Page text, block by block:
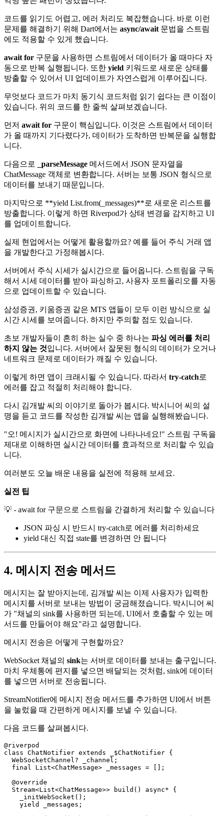
코드를 읽기도 어렵고, 에러 처리도 복잡했습니다. 바로 이런
문제를 해결하기 위해 Dart에서는 async/await 문법을 스트림
에도 적용할 수 있게 했습니다.
await for 구문을 사용하면 스트림에서 데이터가 올 때마다 자
동으로 반복 실행됩니다. 또한 yield 키워드로 새로운 상태를
방출할 수 있어서 UI 업데이트가 자연스럽게 이루어집니다.
무엇보다 코드가 마치 동기식 코드처럼 읽기 쉽다는 큰 이점이
있습니다. 위의 코드를 한 줄씩 살펴보겠습니다.
먼저 await for 구문이 핵심입니다. 이것은 스트림에서 데이터
가 올 때까지 기다렸다가, 데이터가 도착하면 반복문을 실행합
니다.
다음으로 _parseMessage 메서드에서 JSON 문자열을
ChatMessage 객체로 변환합니다. 서버는 보통 JSON 형식으로
데이터를 보내기 때문입니다.
마지막으로 **yield List.from(_messages)**로 새로운 리스트를
방출합니다. 이렇게 하면 Riverpod가 상태 변경을 감지하고 UI
를 업데이트합니다.
실제 현업에서는 어떻게 활용할까요? 예를 들어 주식 거래 앱
을 개발한다고 가정해봅시다.
서버에서 주식 시세가 실시간으로 들어옵니다. 스트림을 구독
해서 시세 데이터를 받아 파싱하고, 사용자 포트폴리오를 자동
으로 업데이트할 수 있습니다.
삼성증권, 키움증권 같은 MTS 앱들이 모두 이런 방식으로 실
시간 시세를 보여줍니다. 하지만 주의할 점도 있습니다.
초보 개발자들이 흔히 하는 실수 중 하나는 파싱 에러를 처리
하지 않는 것입니다. 서버에서 잘못된 형식의 데이터가 오거나
네트워크 문제로 데이터가 깨질 수 있습니다.
이렇게 하면 앱이 크래시될 수 있습니다. 따라서 try-catch로
에러를 잡고 적절히 처리해야 합니다.
다시 김개발 씨의 이야기로 돌아가 봅시다. 박시니어 씨의 설
명을 듣고 코드를 작성한 김개발 씨는 앱을 실행해봤습니다.
"오! 메시지가 실시간으로 화면에 나타나네요!" 스트림 구독을
제대로 이해하면 실시간 데이터를 효과적으로 처리할 수 있습
니다.
여러분도 오늘 배운 내용을 실전에 적용해 보세요.
실전 팁
💡 - await for 구문으로 스트림을 간결하게 처리할 수 있습니다
JSON 파싱 시 반드시 try-catch로 에러를 처리하세요
yield 대신 직접 state를 변경하면 안 됩니다
4. 메시지 전송 메서드
메시지는 잘 받아지는데, 김개발 씨는 이제 사용자가 입력한
메시지를 서버로 보내는 방법이 궁금해졌습니다. 박시니어 씨
가 "채널의 sink를 사용하면 되는데, UI에서 호출할 수 있는 메
서드를 만들어야 해요"라고 설명합니다.
메시지 전송은 어떻게 구현할까요?
WebSocket 채널의 sink는 서버로 데이터를 보내는 출구입니다.
마치 우체통에 편지를 넣으면 배달되는 것처럼, sink에 데이터
를 넣으면 서버로 전송됩니다.
StreamNotifier에 메시지 전송 메서드를 추가하면 UI에서 버튼
을 눌렀을 때 간편하게 메시지를 보낼 수 있습니다.
다음 코드를 살펴봅시다.
@riverpod
class ChatNotifier extends _$ChatNotifier {
  WebSocketChannel? _channel;
  final List<ChatMessage> _messages = [];
  @override
  Stream<List<ChatMessage>> build() async* {
    _initWebSocket();
    yield _messages;